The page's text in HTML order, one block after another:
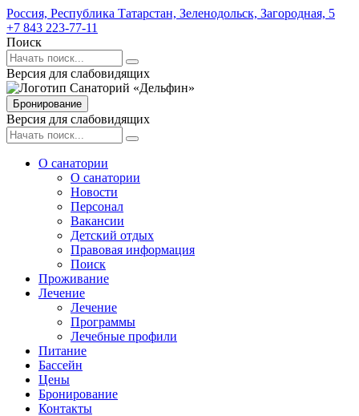
Россия, Республика Татарстан, Зеленодольск, Загородная, 5
+7 843 223-77-11
Поиск
Версия для слабовидящих
Бронирование
Версия для слабовидящих
О санатории
О санатории
Новости
Персонал
Вакансии
Детский отдых
Правовая информация
Поиск
Проживание
Лечение
Лечение
Программы
Лечебные профили
Питание
Бассейн
Цены
Бронирование
Контакты